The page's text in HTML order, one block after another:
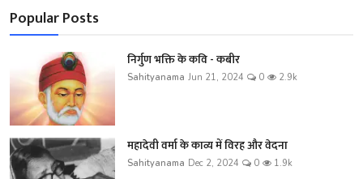
Popular Posts
निर्गुण भक्ति के कवि - कबीर
Sahityanama Jun 21, 2024 0 2.9k
महादेवी वर्मा के काव्य में विरह और वेदना
Sahityanama Dec 2, 2024 0 1.9k